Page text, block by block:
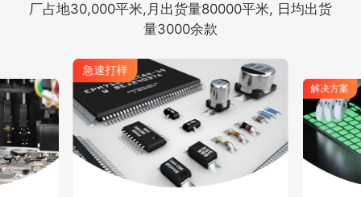
厂占地30,000平米,月出货量80000平米, 日均出货
量3000余款
急速打样
解决方案